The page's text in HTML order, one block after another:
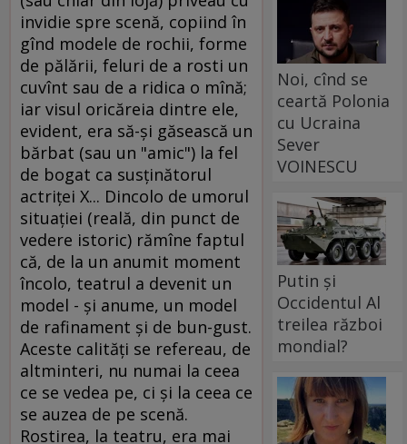
invidie spre scenă, copiind în
gînd modele de rochii, forme
de pălării, feluri de a rosti un
cuvînt sau de a ridica o mînă;
iar visul oricăreia dintre ele,
evident, era să-şi găsească un
bărbat (sau un "amic") la fel
de bogat ca susţinătorul
actriţei X... Dincolo de umorul
situaţiei (reală, din punct de
vedere istoric) rămîne faptul
că, de la un anumit moment
încolo, teatrul a devenit un
model - şi anume, un model
de rafinament şi de bun-gust.
Aceste calităţi se refereau, de
altminteri, nu numai la ceea
ce se vedea pe, ci şi la ceea ce
se auzea de pe scenă.
Rostirea, la teatru, era mai
Noi, cînd se
ceartă Polonia
cu Ucraina
Sever
VOINESCU
Putin și
Occidentul Al
treilea război
mondial?